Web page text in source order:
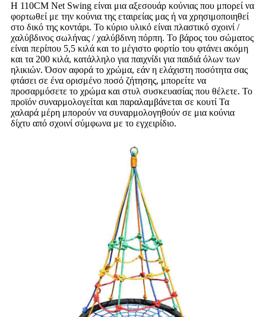
Η 110CM Net Swing είναι μια αξεσουάρ κούνιας που μπορεί να
φορτωθεί με την κούνια της εταιρείας μας ή να χρησιμοποιηθεί
στο δικό της κοντάρι. Το κύριο υλικό είναι πλαστικό σχοινί /
χαλύβδινος σωλήνας / χαλύβδινη πόρπη. Το βάρος του σώματος
είναι περίπου 5,5 κιλά και το μέγιστο φορτίο του φτάνει ακόμη
και τα 200 κιλά, κατάλληλο για παιχνίδι για παιδιά όλων των
ηλικιών. Όσον αφορά το χρώμα, εάν η ελάχιστη ποσότητα σας
φτάσει σε ένα ορισμένο ποσό ζήτησης, μπορείτε να
προσαρμόσετε το χρώμα και στυλ συσκευασίας που θέλετε. Το
προϊόν συναρμολογείται και παραλαμβάνεται σε κουτί Τα
χαλαρά μέρη μπορούν να συναρμολογηθούν σε μια κούνια
δίχτυ από σχοινί σύμφωνα με το εγχειρίδιο.